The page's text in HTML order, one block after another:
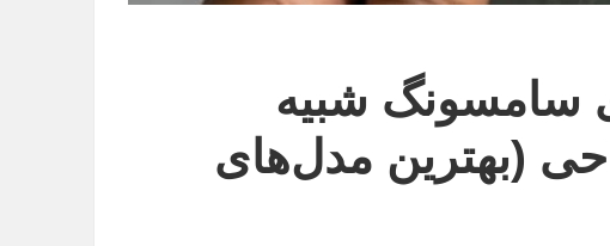
سامسونگ شبیه
(بهترین مدل‌های